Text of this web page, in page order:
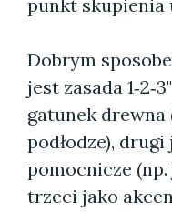
punkt skupienia
Dobrym
jest zasada
gatunek drewna
podłodze),
pomocnicze
trzeci jako